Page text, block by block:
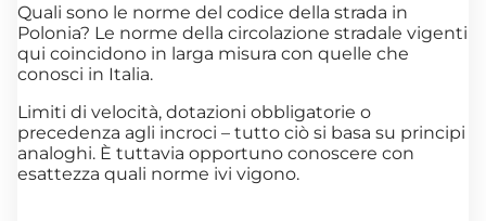
Quali sono le norme del codice della strada in
Polonia? Le norme della circolazione stradale vigenti
qui coincidono in larga misura con quelle che
conosci in Italia.
Limiti di velocità, dotazioni obbligatorie o
precedenza agli incroci – tutto ciò si basa su principi
analoghi. È tuttavia opportuno conoscere con
esattezza quali norme ivi vigono.